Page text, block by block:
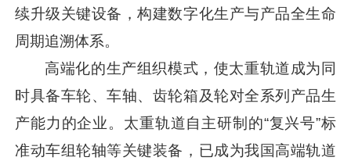
续升级关键设备，构建数字化生产与产品全生命
周期追溯体系。
高端化的生产组织模式，使太重轨道成为同
时具备车轮、车轴、齿轮箱及轮对全系列产品生
产能力的企业。太重轨道自主研制的“复兴号”标
准动车组轮轴等关键装备，已成为我国高端轨道